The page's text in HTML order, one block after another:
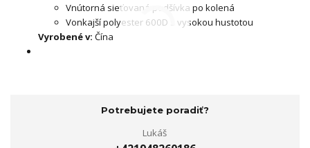
Vnútorná sieťovaná podšívka po kolená
Vonkajší polyester 600D s vysokou hustotou
Vyrobené v: Čína
Potrebujete poradiť?
Lukáš